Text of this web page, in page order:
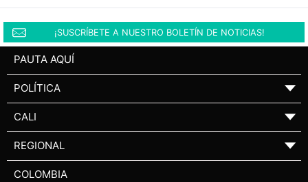
¡SUSCRÍBETE A NUESTRO BOLETÍN DE NOTICIAS!
PAUTA AQUÍ
POLÍTICA ▼
CALI ▼
REGIONAL ▼
COLOMBIA